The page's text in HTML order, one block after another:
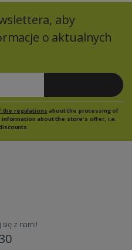
aby
o aktualnych
the regulations about the processing of
information about the store's offer, i.e.
z nami!